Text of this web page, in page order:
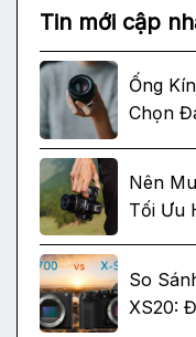
Tin mới cập
Ống
Chọn
Nên
Tối Ưu
So
XS20: